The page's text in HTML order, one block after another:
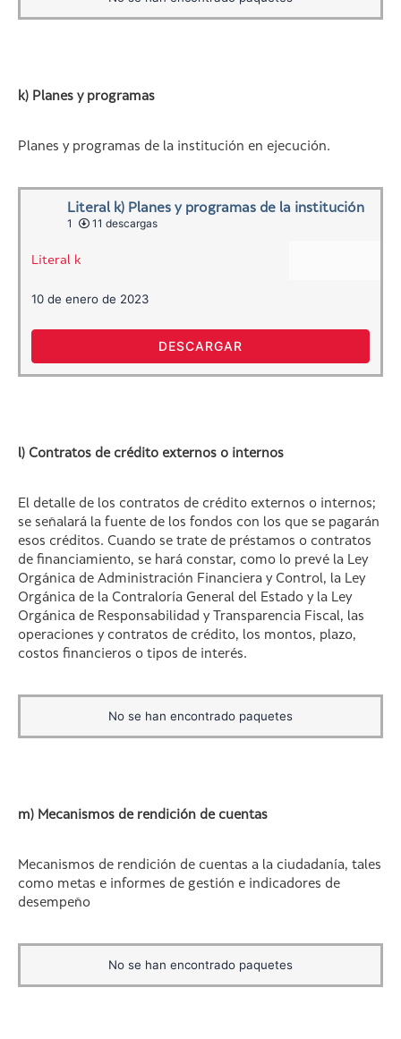
k) Planes y programas
Planes y programas de la institución en ejecución.
Literal k) Planes y programas de la institución
1
11 descargas
Literal k
10 de enero de 2023
DESCARGAR
l) Contratos de crédito externos o internos
El detalle de los contratos de crédito externos o internos;
se señalará la fuente de los fondos con los que se pagarán
esos créditos. Cuando se trate de préstamos o contratos
de financiamiento, se hará constar, como lo prevé la Ley
Orgánica de Administración Financiera y Control, la Ley
Orgánica de la Contraloría General del Estado y la Ley
Orgánica de Responsabilidad y Transparencia Fiscal, las
operaciones y contratos de crédito, los montos, plazo,
costos financieros o tipos de interés.
No se han encontrado paquetes
m) Mecanismos de rendición de cuentas
Mecanismos de rendición de cuentas a la ciudadanía, tales
como metas e informes de gestión e indicadores de
desempeño
No se han encontrado paquetes